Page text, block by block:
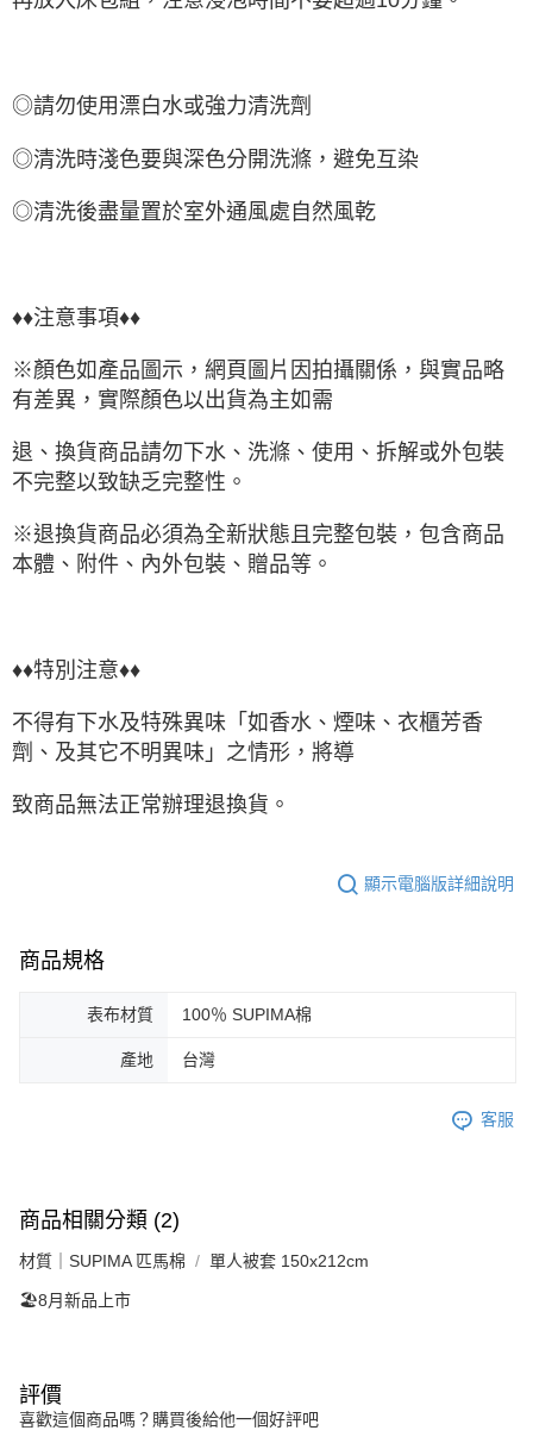
◎請勿使用漂白水或強力清洗劑
◎清洗時淺色要與深色分開洗滌，避免互染
◎清洗後盡量置於室外通風處自然風乾
♦♦注意事項♦♦
※顏色如產品圖示，網頁圖片因拍攝關係，與實品略
有差異，實際顏色以出貨為主如需
退、換貨商品請勿下水、洗滌、使用、拆解或外包裝
不完整以致缺乏完整性。
※退換貨商品必須為全新狀態且完整包裝，包含商品
本體、附件、內外包裝、贈品等。
♦♦特別注意♦♦
不得有下水及特殊異味「如香水、煙味、衣櫃芳香
劑、及其它不明異味」之情形，將導
致商品無法正常辦理退換貨。
顯示電腦版詳細說明
商品規格
表布材質 100％ SUPIMA棉
產地 台灣
客服
商品相關分類 (2)
材質｜SUPIMA 匹馬棉 單人被套 150x212cm
🏖️8月新品上市
評價
喜歡這個商品嗎？購買後給他一個好評吧